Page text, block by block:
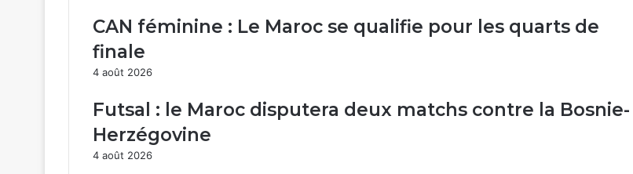
V
la
solidarité
CAN féminine : Le Maroc se qualifie pour les quarts de
finale
4 août 2026
Futsal : le Maroc disputera deux matchs contre la Bosnie-
Herzégovine
4 août 2026